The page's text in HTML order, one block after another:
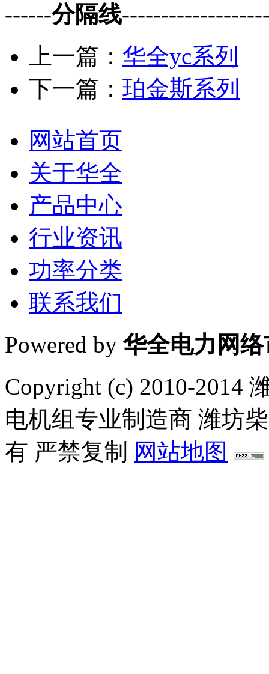
------分隔线
上一篇： 华全yc系列
下一篇： 珀金斯系列
网站首页
关于华全
产品中心
行业资讯
功率分类
联系我们
Powered by 华全电力网
Copyright (c) 2010-2014
电机组专业制造商 潍坊
有 严禁复制
网站地图